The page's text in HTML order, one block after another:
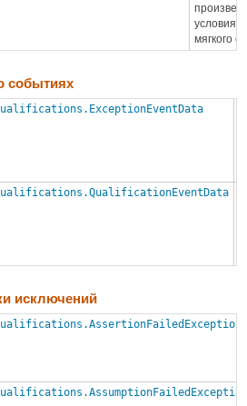
условия
мягкого
событиях
исключений